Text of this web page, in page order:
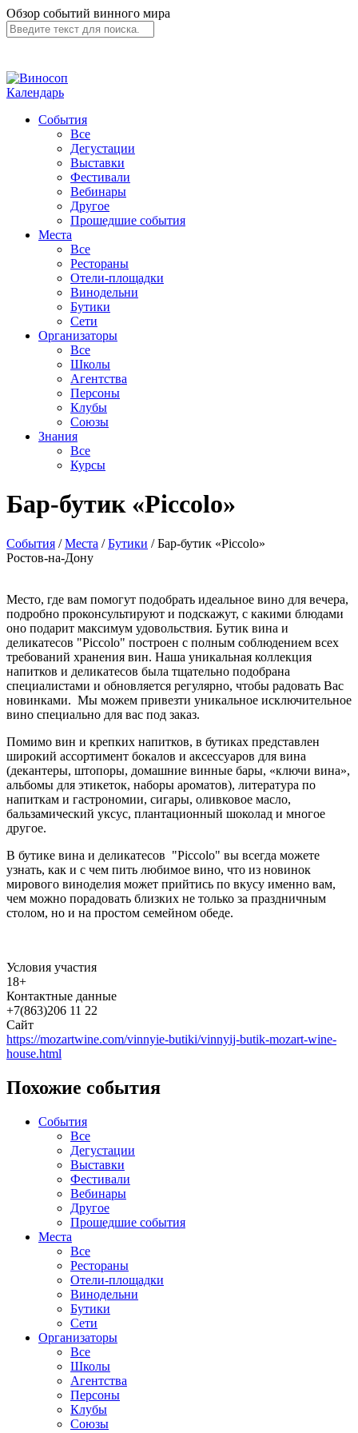
Обзор событий винного мира
Календарь
События
Все
Дегустации
Выставки
Фестивали
Вебинары
Другое
Прошедшие события
Места
Все
Рестораны
Отели-площадки
Винодельни
Бутики
Сети
Организаторы
Все
Школы
Агентства
Персоны
Клубы
Союзы
Знания
Все
Курсы
Бар-бутик «Piccolo»
События /Места /Бутики /Бар-бутик «Piccolo»
Ростов-на-Дону
Место, где вам помогут подобрать идеальное вино для вечера,
подробно проконсультируют и подскажут, с какими блюдами
оно подарит максимум удовольствия. Бутик вина и
деликатесов "Piccolo" построен с полным соблюдением всех
требований хранения вин. Наша уникальная коллекция
напитков и деликатесов была тщательно подобрана
специалистами и обновляется регулярно, чтобы радовать Вас
новинками. Мы можем привезти уникальное исключительное
вино специально для вас под заказ.
Помимо вин и крепких напитков, в бутиках представлен
широкий ассортимент бокалов и аксессуаров для вина
(декантеры, штопоры, домашние винные бары, «ключи вина»,
альбомы для этикеток, наборы ароматов), литература по
напиткам и гастрономии, сигары, оливковое масло,
бальзамический уксус, плантационный шоколад и многое
другое.
В бутике вина и деликатесов "Piccolo" вы всегда можете
узнать, как и с чем пить любимое вино, что из новинок
мирового виноделия может прийтись по вкусу именно вам,
чем можно порадовать близких не только за праздничным
столом, но и на простом семейном обеде.
Условия участия
18+
Контактные данные
+7(863)206 11 22
Сайт
https://mozartwine.com/vinnyie-butiki/vinnyij-butik-mozart-wine-
house.html
Похожие события
События
Все
Дегустации
Выставки
Фестивали
Вебинары
Другое
Прошедшие события
Места
Все
Рестораны
Отели-площадки
Винодельни
Бутики
Сети
Организаторы
Все
Школы
Агентства
Персоны
Клубы
Союзы